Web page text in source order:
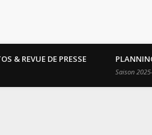
& REVUE DE PRESSE
Saison